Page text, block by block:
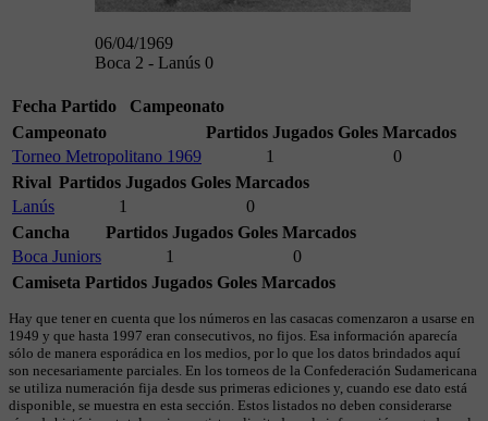
06/04/1969
Boca 2 - Lanús 0
Fecha Partido
Campeonato
Campeonato
Partidos Jugados Goles Marcados
Torneo Metropolitano 1969
1
0
Rival Partidos Jugados Goles Marcados
Lanús
1
0
Cancha
Partidos Jugados Goles Marcados
Boca Juniors
1
0
Camiseta Partidos Jugados Goles Marcados
Hay que tener en cuenta que los números en las casacas comenzaron a usarse en
1949 y que hasta 1997 eran consecutivos, no fijos. Esa información aparecía
sólo de manera esporádica en los medios, por lo que los datos brindados aquí
son necesariamente parciales. En los torneos de la Confederación Sudamericana
se utiliza numeración fija desde sus primeras ediciones y, cuando ese dato está
disponible, se muestra en esta sección. Estos listados no deben considerarse